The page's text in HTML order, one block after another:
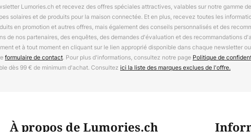
Lumories.ch et recevez des offres spéciales attractives, valables sur notre gamme
solaires et de produits pour la maison connectée. Et en plus, recevez toutes les
en promotion et autres offres, mais également des conseils personnalisés et des
de nos partenaires, des enquêtes, des demandes d'évaluation et des recommandations
et à tout moment en cliquant sur le lien approprié disponible dans chaque newsletter
formulaire de contact. Pour plus d'informations, consultez notre page Politique de
dès 99 € de minimum d'achat. Consultez ici la liste des marques exclues de l'offre.
À propos de Lumories.ch